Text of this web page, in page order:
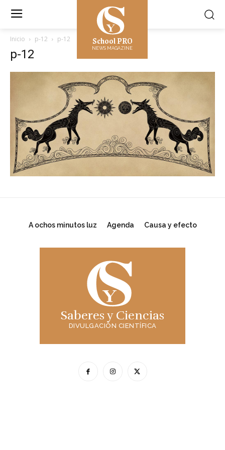
School PRO
NEWS MAGAZINE
Inicio p-12 p-12
p-12
A ochos minutos luz Agenda Causa y efecto
Saberes y Ciencias
DIVULGACIÓN CIENTÍFICA